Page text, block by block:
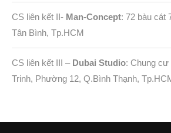
CS liên kết II- Man-Concept: 72 bàu cát
Tân Bình, Tp.HCM
CS liên kết III – Dubai Studio: Chung cư
Trinh, Phường 12, Q.Bình Thạnh,